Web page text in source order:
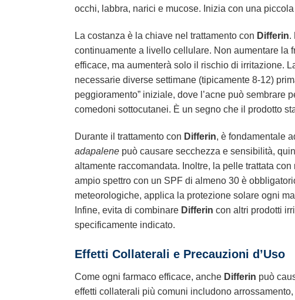
occhi, labbra, narici e mucose. Inizia con una
La costanza è la chiave nel trattamento con Differin.
continuamente a livello cellulare. Non aumentare la
efficace, ma aumenterà solo il rischio di irritazione.
necessarie diverse settimane (tipicamente 8-12)
peggioramento” iniziale, dove l’acne può sembrare
comedoni sottocutanei. È un segno che il prodotto
Durante il trattamento con Differin, è fondamentale
adapalene può causare secchezza e sensibilità,
altamente raccomandata. Inoltre, la pelle trattata
ampio spettro con un SPF di almeno 30 è
meteorologiche, applica la protezione solare ogni
Infine, evita di combinare Differin con altri prodotti
specificamente indicato.
Effetti Collaterali e Precauzioni d’Uso
Come ogni farmaco efficace, anche Differin può
effetti collaterali più comuni includono